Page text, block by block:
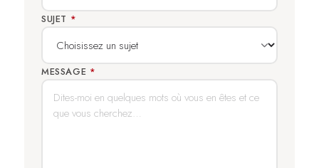
SUJET *
MESSAGE *